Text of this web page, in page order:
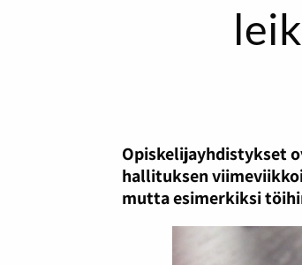
Opiskelijayhdistykset
hallituksen
mutta esimerkiksi